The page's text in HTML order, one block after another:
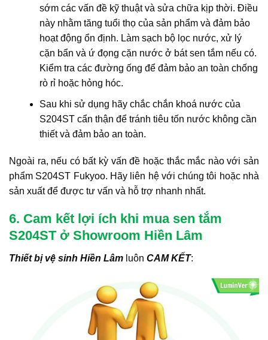
sớm các vấn đề kỹ thuật và sửa chữa kịp thời. Điều
này nhằm tăng tuổi thọ của sản phẩm và đảm bảo
hoạt động ổn định. Làm sạch bộ lọc nước, xử lý
cặn bẩn và ứ đọng cặn nước ở bát sen tắm nếu có.
Kiểm tra các đường ống để đảm bảo an toàn chống
rò rỉ hoặc hỏng hóc.
Sau khi sử dụng hãy chắc chắn khoá nước của
S204ST cẩn thận để tránh tiêu tốn nước không cần
thiết và đảm bảo an toàn.
Ngoài ra, nếu có bất kỳ vấn đề hoặc thắc mắc nào với sản
phẩm S204ST Fukyoo. Hãy liên hệ với chúng tôi hoặc nhà
sản xuất để được tư vấn và hỗ trợ nhanh nhất.
6. Cam kết lợi ích khi mua sen tắm
S204ST ở Showroom Hiền Lâm
Thiết bị vệ sinh Hiền Lâm luôn CAM KẾT: